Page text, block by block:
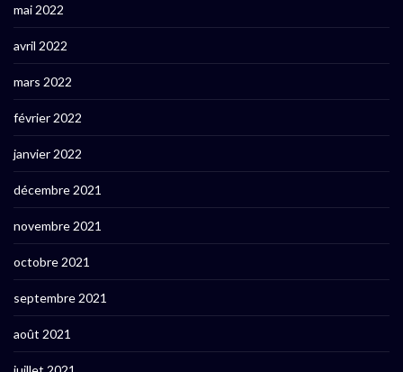
mai 2022
avril 2022
mars 2022
février 2022
janvier 2022
décembre 2021
novembre 2021
octobre 2021
septembre 2021
août 2021